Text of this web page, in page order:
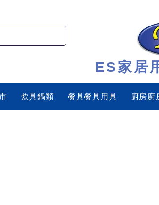
ES家居
炊具鍋類 餐具餐具用具 廚房廚